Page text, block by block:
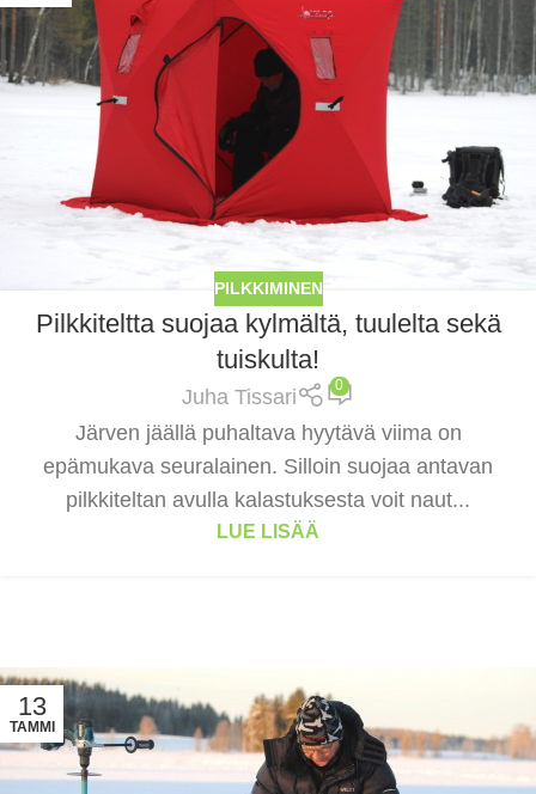
PILKKIMINEN
Pilkkiteltta suojaa kylmältä, tuulelta sekä
tuiskulta!
Juha Tissari 0
Järven jäällä puhaltava hyytävä viima on
epämukava seuralainen. Silloin suojaa antavan
pilkkiteltan avulla kalastuksesta voit naut...
LUE LISÄÄ
13
TAMMI